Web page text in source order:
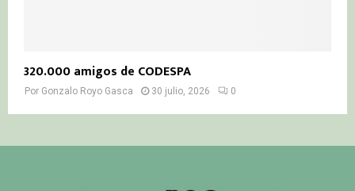
320.000 amigos de CODESPA
Por Gonzalo Royo Gasca 30 julio, 2026 0